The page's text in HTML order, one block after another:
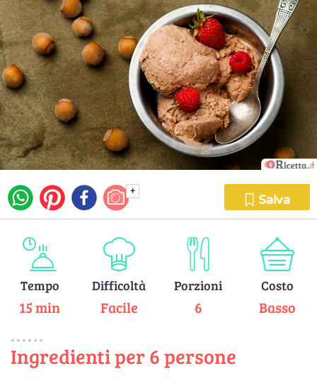
+
Salva
Tempo
15 min
Difficoltà
Facile
Porzioni
6
Costo
Basso
Ingredienti per 6 persone